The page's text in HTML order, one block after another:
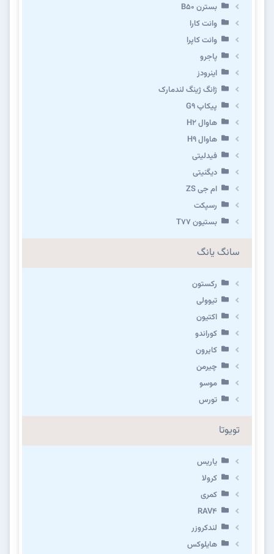
بسترن B۵۰
وانت کارا
وانت کاپرا
پاجرو
اینرودز
ژانگ ژینگ لندمارک
پیکاپ G۹
هاوال H۲
هاوال H۹
فیدلیتی
دیگنیتی
ام جی ZS
رسپکت
بستیون T۷۷
سانگ یانگ
رکستون
تیوولی
اکتیون
کوراندو
کایرون
چیرمن
موسو
تورس
تویوتا
یاریس
کرولا
کمری
RAV4
لندکروزر
هایلوکس